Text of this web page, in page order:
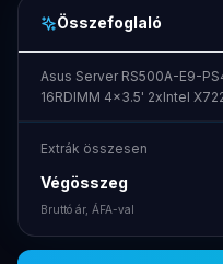
Összefoglaló
Asus Server RS500A-E9-
16RDIMM 4x3.5' 2xIntel
Extrák összesen
Végösszeg
Bruttó ár, ÁFA-val